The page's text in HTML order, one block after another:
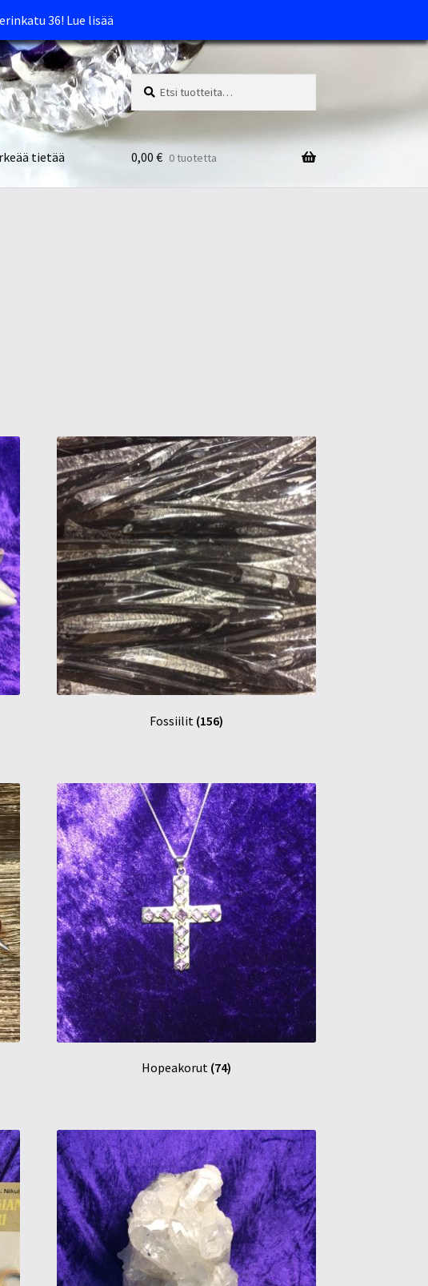
36! Lue lisää
Etsi:
Haku
tietää 0,00 € 0 tuotetta
Fossiilit (156)
Hopeakorut (74)